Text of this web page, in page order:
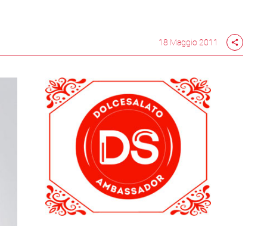
18 Maggio 2011 share